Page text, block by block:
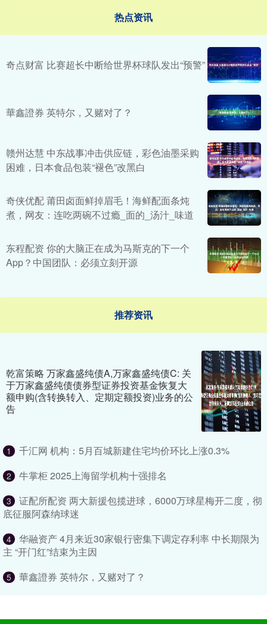
热点资讯
奇点财富 比赛超长中断给世界杯球队发出“预警”
華鑫證券 英特尔，又赌对了？
赣州达慧 中东战事冲击供应链，彩色油墨采购
困难，日本食品包装“褪色”改黑白
奇侠优配 莆田卤面鲜掉眉毛！海鲜配面条炖
煮，网友：连吃两碗不过瘾_面的_汤汁_味道
东程配资 你的大脑正在成为马斯克的下一个
App？中国团队：必须立刻开源
推荐资讯
乾富策略 万家鑫盛纯债A,万家鑫盛纯债C: 关
于万家鑫盛纯债债券型证券投资基金恢复大
额申购(含转换转入、定期定额投资)业务的公
告
1 千汇网 机构：5月百城新建住宅均价环比上涨0.3%
2 牛掌柜 2025上海留学机构十强排名
3
证配所配资 两大新援包揽进球，6000万球星梅开二度，彻
底征服阿森纳球迷
4
华融资产 4月来近30家银行密集下调定存利率 中长期限为
主 “开门红”结束为主因
5 華鑫證券 英特尔，又赌对了？